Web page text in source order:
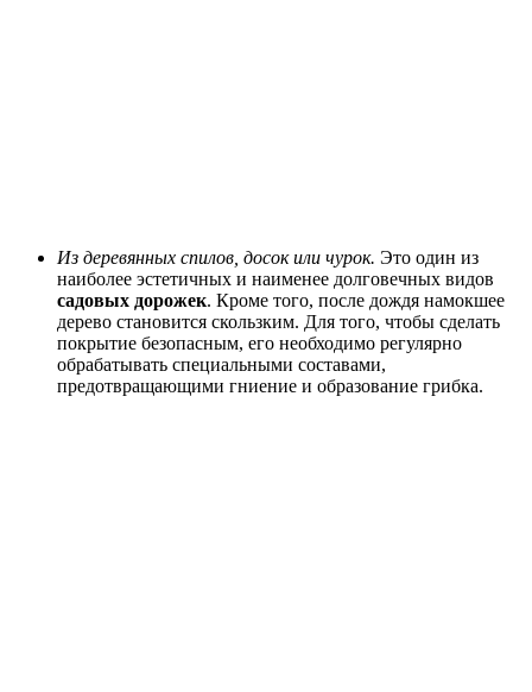
Из деревянных спилов, досок или чурок. Это один из
наиболее эстетичных и наименее долговечных видов
садовых дорожек. Кроме того, после дождя намокшее
дерево становится скользким. Для того, чтобы сделать
покрытие безопасным, его необходимо регулярно
обрабатывать специальными составами,
предотвращающими гниение и образование грибка.